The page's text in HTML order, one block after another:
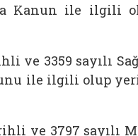
Kanun ile ilgili
ve 3359 sayılı
ile ilgili olup
ve 3797 sayılı